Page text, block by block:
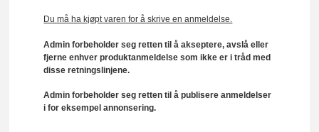
Du må ha kjøpt varen for å skrive en anmeldelse.
Admin forbeholder seg retten til å akseptere, avslå eller
fjerne enhver produktanmeldelse som ikke er i tråd med
disse retningslinjene.
Admin forbeholder seg retten til å publisere anmeldelser
i for eksempel annonsering.